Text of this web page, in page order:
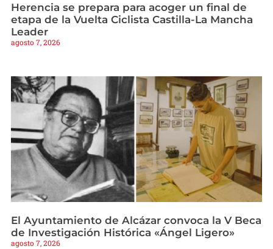
Herencia se prepara para acoger un final de
etapa de la Vuelta Ciclista Castilla-La Mancha
Leader
agosto 7, 2026
El Ayuntamiento de Alcázar convoca la V Beca
de Investigación Histórica «Ángel Ligero»
agosto 7, 2026